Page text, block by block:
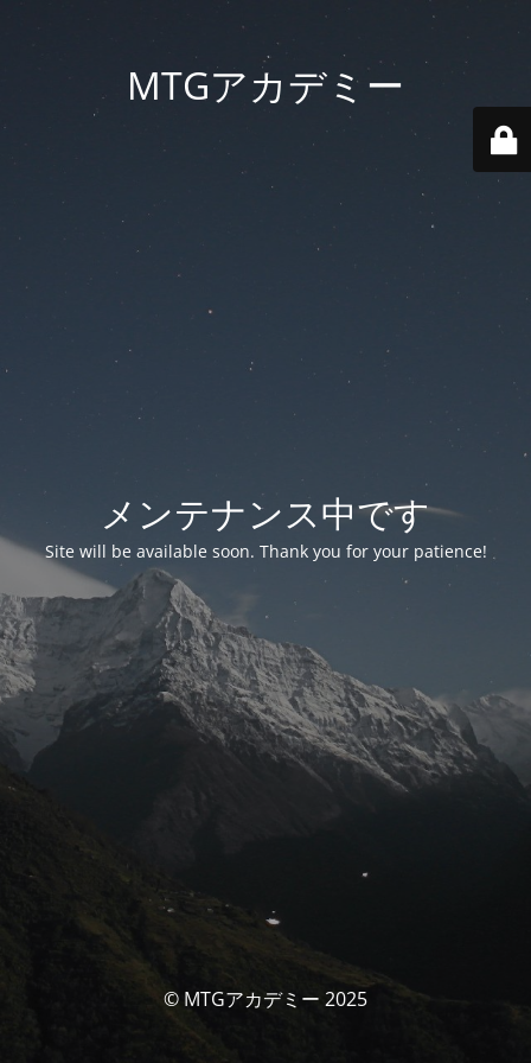
MTGアカデミー
メンテナンス中です
Site will be available soon. Thank you for your patience!
© MTGアカデミー 2025